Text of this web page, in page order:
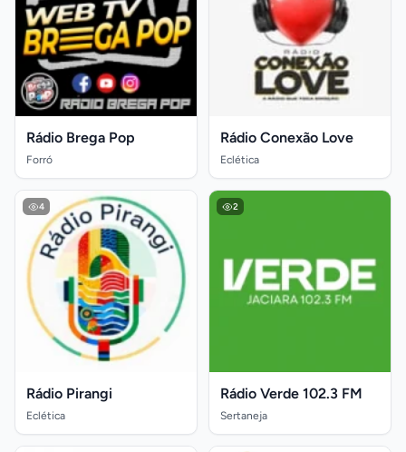
Rádio Brega Pop
Forró
Rádio Conexão Love
Eclética
4
Rádio Pirangi
Eclética
2
Rádio Verde 102.3 FM
Sertaneja